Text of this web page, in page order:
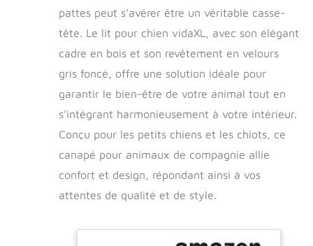
pattes peut s’avérer être un véritable casse-
tête. Le lit pour chien vidaXL, avec son élégant
cadre en bois et son revêtement en velours
gris foncé, offre une solution idéale pour
garantir le bien-être de votre animal tout en
s’intégrant harmonieusement à votre intérieur.
Conçu pour les petits chiens et les chiots, ce
canapé pour animaux de compagnie allie
confort et design, répondant ainsi à vos
attentes de qualité et de style.